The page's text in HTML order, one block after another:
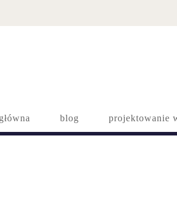
główna blog projektowanie